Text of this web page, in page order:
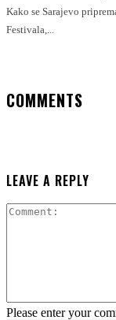
Kako se Sarajevo
Festivala,...
COMMENTS
LEAVE A REPLY
Please enter your